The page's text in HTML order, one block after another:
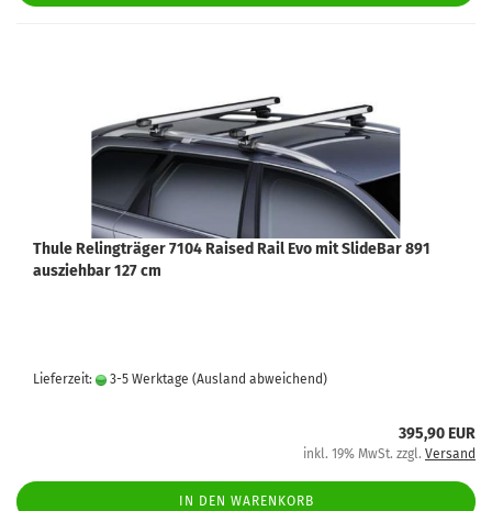
Thule Relingträger 7104 Raised Rail Evo mit SlideBar 891
ausziehbar 127 cm
Lieferzeit: 3-5 Werktage (Ausland abweichend)
395,90 EUR
inkl. 19% MwSt. zzgl. Versand
IN DEN WARENKORB